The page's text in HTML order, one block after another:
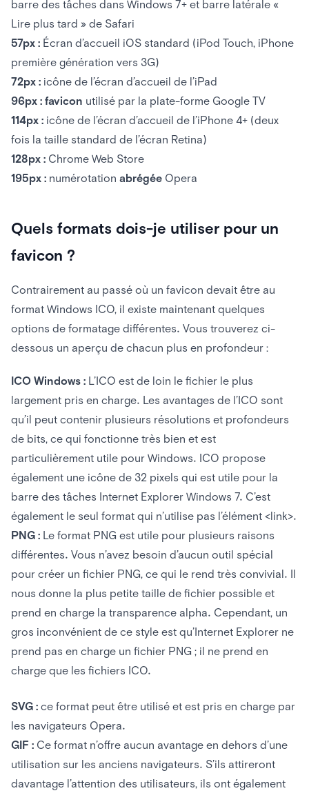
barre des tâches dans Windows 7+ et barre latérale «
Lire plus tard » de Safari
57px : Écran d’accueil iOS standard (iPod Touch, iPhone
première génération vers 3G)
72px : icône de l’écran d’accueil de l’iPad
96px : favicon utilisé par la plate-forme Google TV
114px : icône de l’écran d’accueil de l’iPhone 4+ (deux
fois la taille standard de l’écran Retina)
128px : Chrome Web Store
195px : numérotation abrégée Opera
Quels formats dois-je utiliser pour un
favicon ?
Contrairement au passé où un favicon devait être au
format Windows ICO, il existe maintenant quelques
options de formatage différentes. Vous trouverez ci-
dessous un aperçu de chacun plus en profondeur :
ICO Windows : L’ICO est de loin le fichier le plus
largement pris en charge. Les avantages de l’ICO sont
qu’il peut contenir plusieurs résolutions et profondeurs
de bits, ce qui fonctionne très bien et est
particulièrement utile pour Windows. ICO propose
également une icône de 32 pixels qui est utile pour la
barre des tâches Internet Explorer Windows 7. C’est
également le seul format qui n’utilise pas l’élément <link>.
PNG : Le format PNG est utile pour plusieurs raisons
différentes. Vous n’avez besoin d’aucun outil spécial
pour créer un fichier PNG, ce qui le rend très convivial. Il
nous donne la plus petite taille de fichier possible et
prend en charge la transparence alpha. Cependant, un
gros inconvénient de ce style est qu’Internet Explorer ne
prend pas en charge un fichier PNG ; il ne prend en
charge que les fichiers ICO.
SVG : ce format peut être utilisé et est pris en charge par
les navigateurs Opera.
GIF : Ce format n’offre aucun avantage en dehors d’une
utilisation sur les anciens navigateurs. S’ils attireront
davantage l’attention des utilisateurs, ils ont également